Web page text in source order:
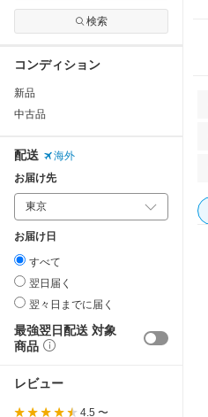
検索
コンディション
新品
中古品
配送
海外
お届け先
お届け日
すべて
翌日届く
翌々日までに届く
最強翌日配送 対象
商品
レビュー
4.5 〜